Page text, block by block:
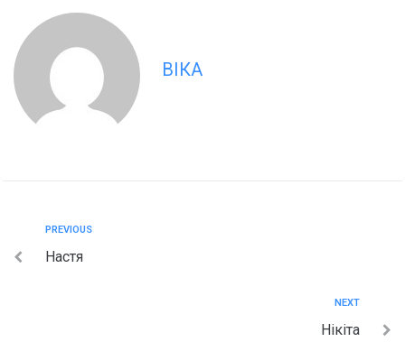
ВІКА
PREVIOUS
Настя
NEXT
Нікіта